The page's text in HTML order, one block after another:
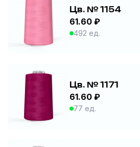
Цв. № 1154
61.60 ₽
492 ед.
Цв. № 1171
61.60 ₽
77 ед.